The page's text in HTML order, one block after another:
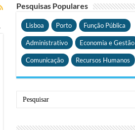
Pesquisas Populares
Lisboa Porto Função Pública
Administrativo Economia e Gestão
Comunicação Recursos Humanos